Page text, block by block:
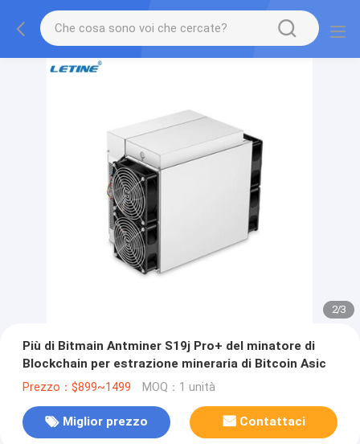
2/3
Più di Bitmain Antminer S19j Pro+ del minatore di
Blockchain per estrazione mineraria di Bitcoin Asic
Prezzo：$899~1499 MOQ：1 unità
Miglior prezzo Contattaci